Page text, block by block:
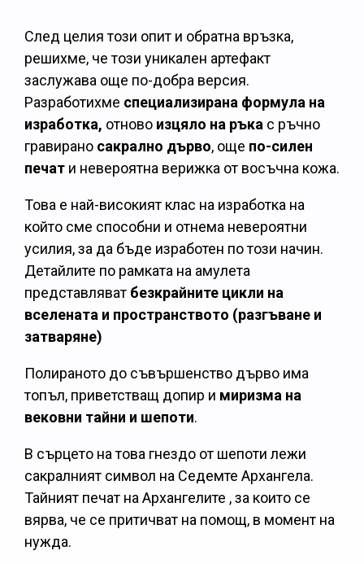
След целия този опит и обратна връзка,
решихме, че този уникален артефакт
заслужава още по-добра версия.
Разработихме специализирана формула на
изработка, отново изцяло на ръка с ръчно
гравирано сакрално дърво, още по-силен
печат и невероятна верижка от восъчна кожа.
Това е най-високият клас на изработка на
който сме способни и отнема невероятни
усилия, за да бъде изработен по този начин.
Детайлите по рамката на амулета
представляват безкрайните цикли на
вселената и пространството (разгъване и
затваряне)
Полираното до съвършенство дърво има
топъл, приветстващ допир и миризма на
вековни тайни и шепоти.
В сърцето на това гнездо от шепоти лежи
сакралният символ на Седемте Архангела.
Тайният печат на Архангелите , за които се
вярва, че се притичват на помощ, в момент на
нужда.